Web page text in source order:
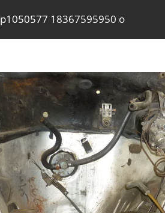
p1050577 18367595950 o